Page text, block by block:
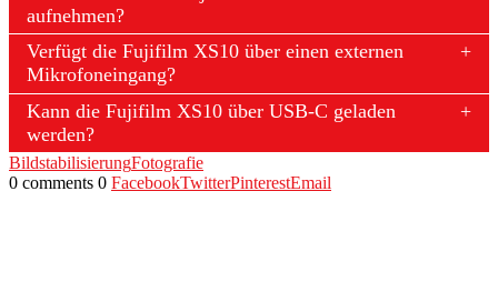
aufnehmen?
Verfügt die Fujifilm XS10 über einen externen
Mikrofoneingang?
Kann die Fujifilm XS10 über USB-C geladen
werden?
BildstabilisierungFotografie
0 comments 0 FacebookTwitterPinterestEmail